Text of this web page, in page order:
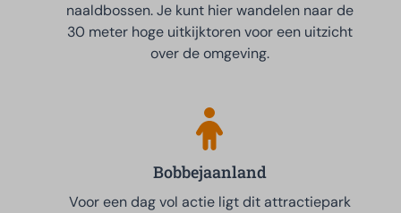
naaldbossen. Je kunt hier wandelen naar de
30 meter hoge uitkijktoren voor een uitzicht
over de omgeving.
Bobbejaanland
Voor een dag vol actie ligt dit attractiepark